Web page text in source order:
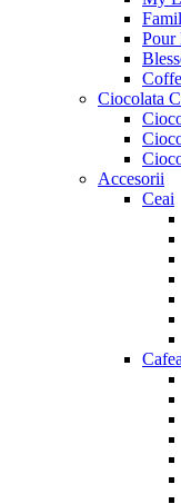
Pour
Ciocolata
Accesorii
Ceai
Cafea